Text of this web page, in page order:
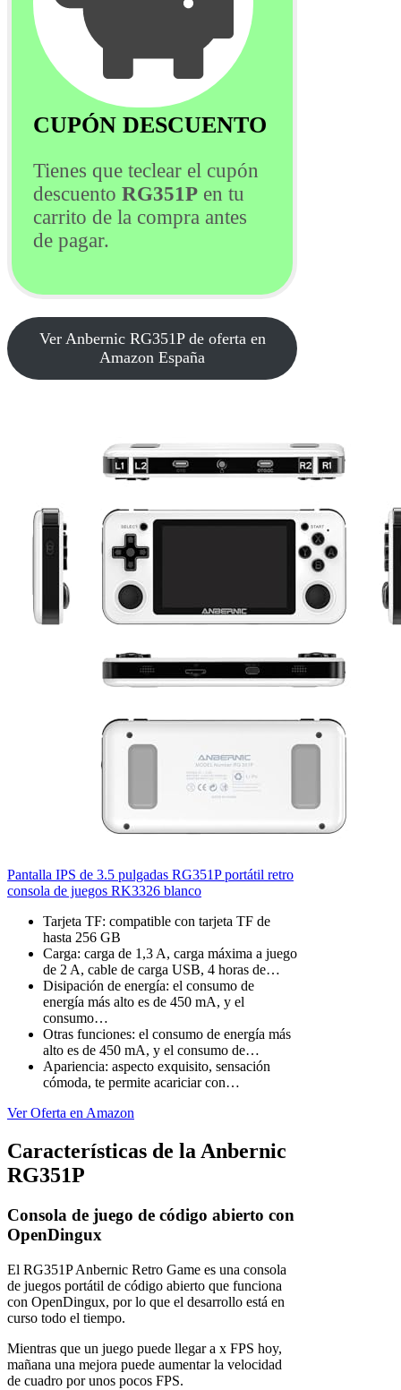
CUPÓN DESCUENTO
Tienes que teclear el cupón
descuento RG351P en tu
carrito de la compra antes
de pagar.
Ver Anbernic RG351P de oferta en
Amazon España
Pantalla IPS de 3.5 pulgadas RG351P portátil retro
consola de juegos RK3326 blanco
Tarjeta TF: compatible con tarjeta TF de
hasta 256 GB
Carga: carga de 1,3 A, carga máxima a juego
de 2 A, cable de carga USB, 4 horas de…
Disipación de energía: el consumo de
energía más alto es de 450 mA, y el
consumo…
Otras funciones: el consumo de energía más
alto es de 450 mA, y el consumo de…
Apariencia: aspecto exquisito, sensación
cómoda, te permite acariciar con…
Ver Oferta en Amazon
Características de la Anbernic
RG351P
Consola de juego de código abierto con
OpenDingux
El RG351P Anbernic Retro Game es una consola
de juegos portátil de código abierto que funciona
con OpenDingux, por lo que el desarrollo está en
curso todo el tiempo.
Mientras que un juego puede llegar a x FPS hoy,
mañana una mejora puede aumentar la velocidad
de cuadro por unos pocos FPS.